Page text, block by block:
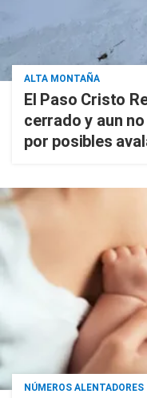
ALTA MONTAÑA
El Paso Cristo
cerrado y aun
por posibles
NÚMEROS ALENTADORES